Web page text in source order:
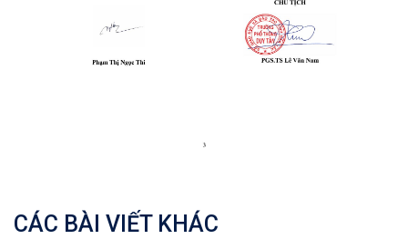
CÁC BÀI VIẾT KHÁC